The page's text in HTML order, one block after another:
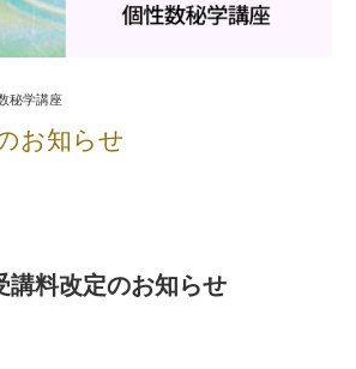
秘学講座
お知らせ
講料改定のお知らせ